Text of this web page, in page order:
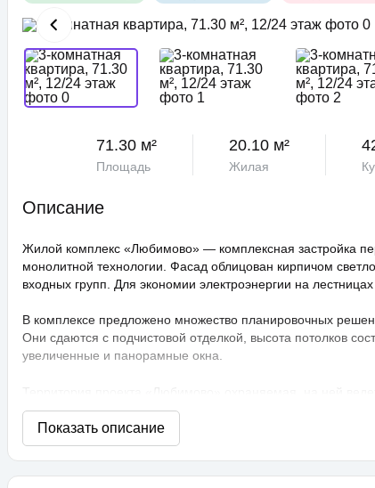
71.30 м²
Площадь
20.10 м²
Жилая
Описание
Жилой комплекс «Любимово» — комплексная застройка
монолитной технологии. Фасад облицован кирпичом
входных групп. Для экономии электроэнергии на
В комплексе предложено множество планировочных
Они сдаются с подчистовой отделкой, высота потолков
увеличенные и панорамные окна.
распознаванием лиц и управлением через приложение.
технологии сезонного цветения, выполнен
площадки, профессиональные площадки для групповых
прогулочные аллеи, а также школа и 3 детских сада. Для